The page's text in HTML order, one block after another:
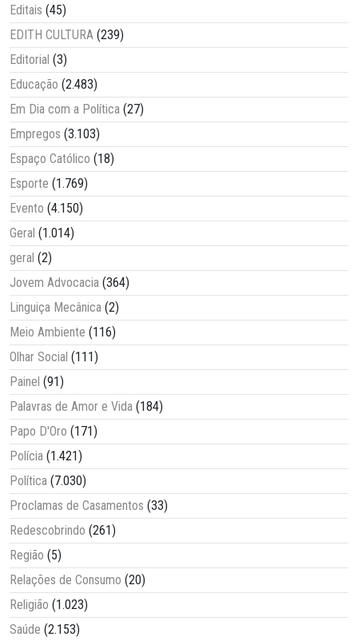
Editais (45)
EDITH CULTURA (239)
Editorial (3)
Educação (2.483)
Em Dia com a Política (27)
Empregos (3.103)
Espaço Católico (18)
Esporte (1.769)
Evento (4.150)
Geral (1.014)
geral (2)
Jovem Advocacia (364)
Linguiça Mecânica (2)
Meio Ambiente (116)
Olhar Social (111)
Painel (91)
Palavras de Amor e Vida (184)
Papo D'Oro (171)
Polícia (1.421)
Política (7.030)
Proclamas de Casamentos (33)
Redescobrindo (261)
Região (5)
Relações de Consumo (20)
Religião (1.023)
Saúde (2.153)